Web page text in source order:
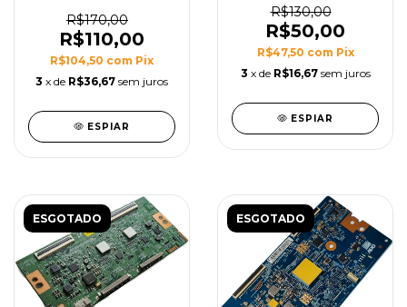
18Y_SHU11APHTA4V0.0
R$170,00
R$110,00
R$104,50 com Pix
3 x de R$36,67 sem juros
ESPIAR
42PFL3008D
42R475A MODELO
50T10-C00
T500HVD02.0 CTRL
BD
R$130,00
R$50,00
R$47,50 com Pix
3 x de R$16,67 sem juros
ESPIAR
ESGOTADO ESGOTADO